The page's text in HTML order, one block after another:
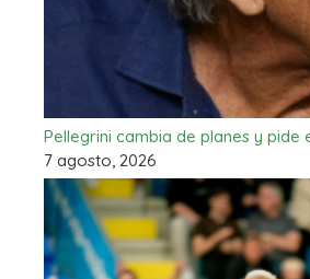
Pellegrini cambia de planes y pide
7 agosto, 2026